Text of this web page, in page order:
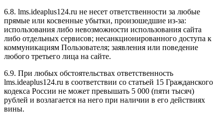
6.8. lms.ideaplus124.ru не несет ответственности за любые
прямые или косвенные убытки, произошедшие из-за:
использования либо невозможности использования сайта
либо отдельных сервисов; несанкционированного доступа к
коммуникациям Пользователя; заявления или поведение
любого третьего лица на сайте.
6.9. При любых обстоятельствах ответственность
lms.ideaplus124.ru в соответствии со статьей 15 Гражданского
кодекса России не может превышать 5 000 (пяти тысяч)
рублей и возлагается на него при наличии в его действиях
вины.